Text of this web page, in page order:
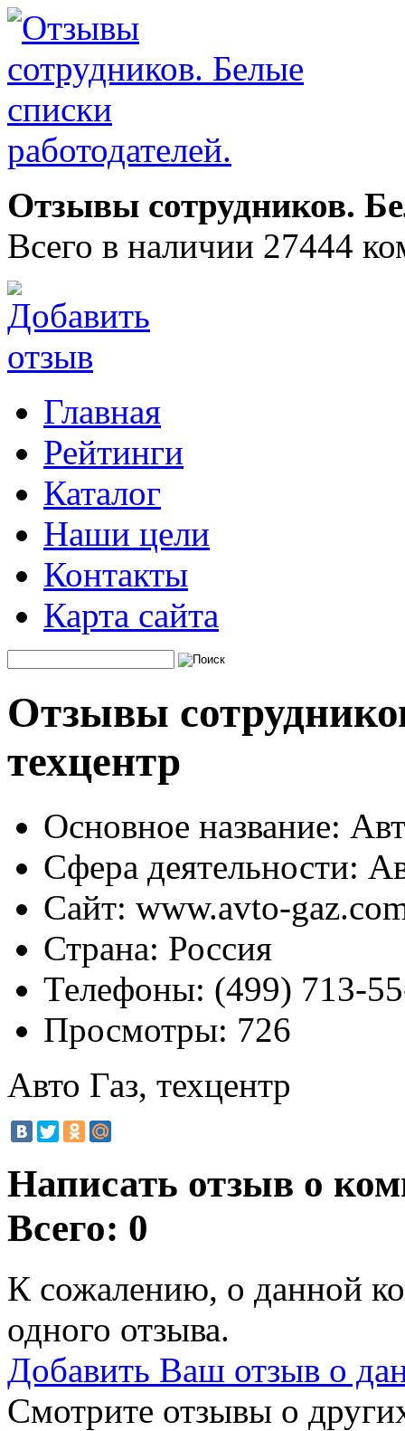
Отзывы сотрудников.
Всего в наличии 27444
Главная
Рейтинги
Каталог
Наши цели
Контакты
Карта сайта
Отзывы
техцентр
Основное название:
Сфера деятельности:
Сайт: www.avto-
Страна: Россия
Телефоны: (499) 713-
Просмотры: 726
Авто Газ, техцентр
Написать отзыв о
Всего: 0
К сожалению, о данной
одного отзыва.
Добавить Ваш отзыв о
Смотрите отзывы о